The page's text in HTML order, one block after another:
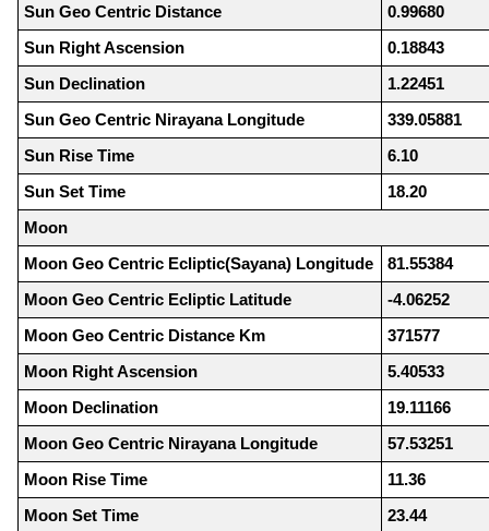
Sun Geo Centric Distance
0.99680
Sun Right Ascension
0.18843
Sun Declination
1.22451
Sun Geo Centric Nirayana Longitude
339.05881
Sun Rise Time
6.10
Sun Set Time
18.20
Moon
Moon Geo Centric Ecliptic(Sayana) Longitude
81.55384
Moon Geo Centric Ecliptic Latitude
-4.06252
Moon Geo Centric Distance Km
371577
Moon Right Ascension
5.40533
Moon Declination
19.11166
Moon Geo Centric Nirayana Longitude
57.53251
Moon Rise Time
11.36
Moon Set Time
23.44